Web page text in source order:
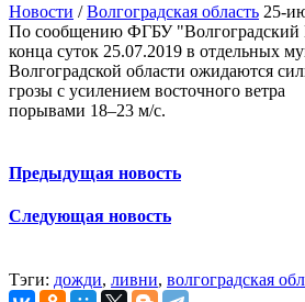
Новости /Волгоградская область 25-
По сообщению ФГБУ
конца суток 25.07.2019 в отдельных
Волгоградской области ожидаются
грозы с усилением восточного ветра
порывами 18‒23 м/с.
Предыдущая новость
Следующая новость
Тэги: дожди, ливни, волгоградская